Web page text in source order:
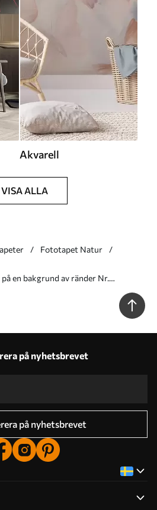
Akvarell
VISA ALLA
Fototapet Natur
på nyhetsbrevet
på nyhetsbrevet